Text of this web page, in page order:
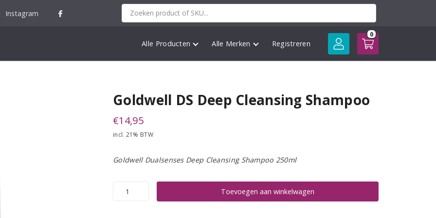
Instagram
Alle Producten Alle Merken Registreren
0
Goldwell DS Deep Cleansing Shampoo
€14,95
incl. 21% BTW
Goldwell Dualsenses Deep Cleansing Shampoo 250ml
Goldwell
Toevoegen aan winkelwagen